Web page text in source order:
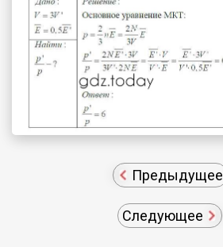
Предыдущее
Следующее